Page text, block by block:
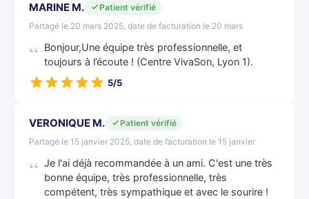
MARINE M.
Patient vérifié
Partagé le 20 mars 2025, date de facturation le 20 mars
Bonjour,Une équipe très professionnelle, et
toujours à l’écoute ! (Centre VivaSon, Lyon 1).
5/5
VERONIQUE M.
Patient vérifié
Partagé le 15 janvier 2025, date de facturation le 15 janvier
Je l'ai déjà recommandée à un ami. C'est une très
bonne équipe, très professionnelle, très
compétent, très sympathique et avec le sourire !